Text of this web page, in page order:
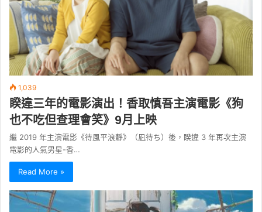
1,039
睽違三年的電影演出！香取慎吾主演電影《狗
也不吃但查理會笑》9月上映
繼 2019 年主演電影《待風平浪靜》（凪待ち）後，睽違 3 年再次主演
電影的人氣男星-香…
Read More »